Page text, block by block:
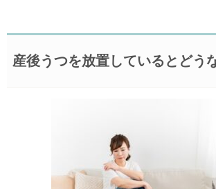
産後うつを放置しているとどう